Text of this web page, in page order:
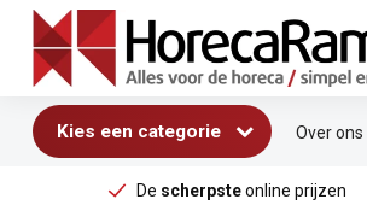
Kies een categorie Over ons
De scherpsteonline prijzen